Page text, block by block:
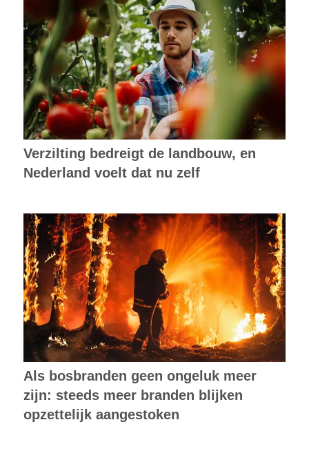
Verzilting bedreigt de landbouw, en
Nederland voelt dat nu zelf
Als bosbranden geen ongeluk meer
zijn: steeds meer branden blijken
opzettelijk aangestoken